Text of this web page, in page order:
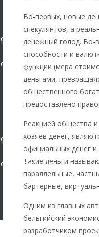
отношения
отношения
Во-первых, новые
спекулянтов, а
денежный голод. Во-
способности и
функции (мера
деньгами,
общественного
предоставлено
Реакцией общества
хозяев денег,
официальных денег
Такие деньги
параллельные,
бартерные,
Одним из главных
бельгийский
разработчиком